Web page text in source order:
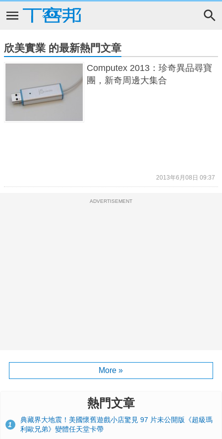
欣美實業 的最新熱門文章
Computex 2013：珍奇異品尋寶
團，新奇周邊大集合
2013年6月08日 09:37
ADVERTISEMENT
More »
熱門文章
1
典藏界大地震！美國懷舊遊戲小店驚見 97 片未公開版《超級瑪
利歐兄弟》變體任天堂卡帶